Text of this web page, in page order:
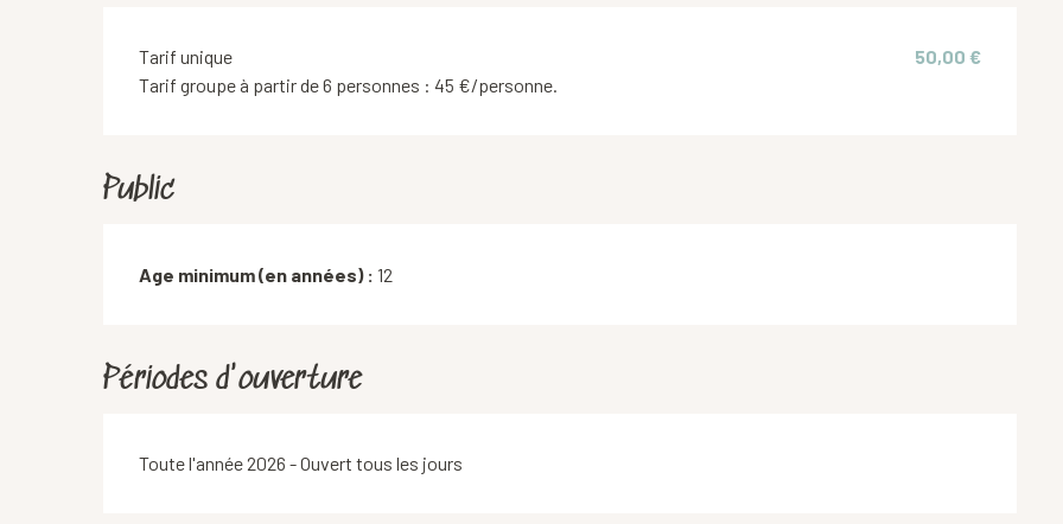
Tarifs 2026
Tarif unique
50,00 €
Tarif groupe à partir de 6 personnes : 45 €/personne.
Public
Age minimum (en années) : 12
Périodes d'ouverture
Toute l'année 2026 - Ouvert tous les jours